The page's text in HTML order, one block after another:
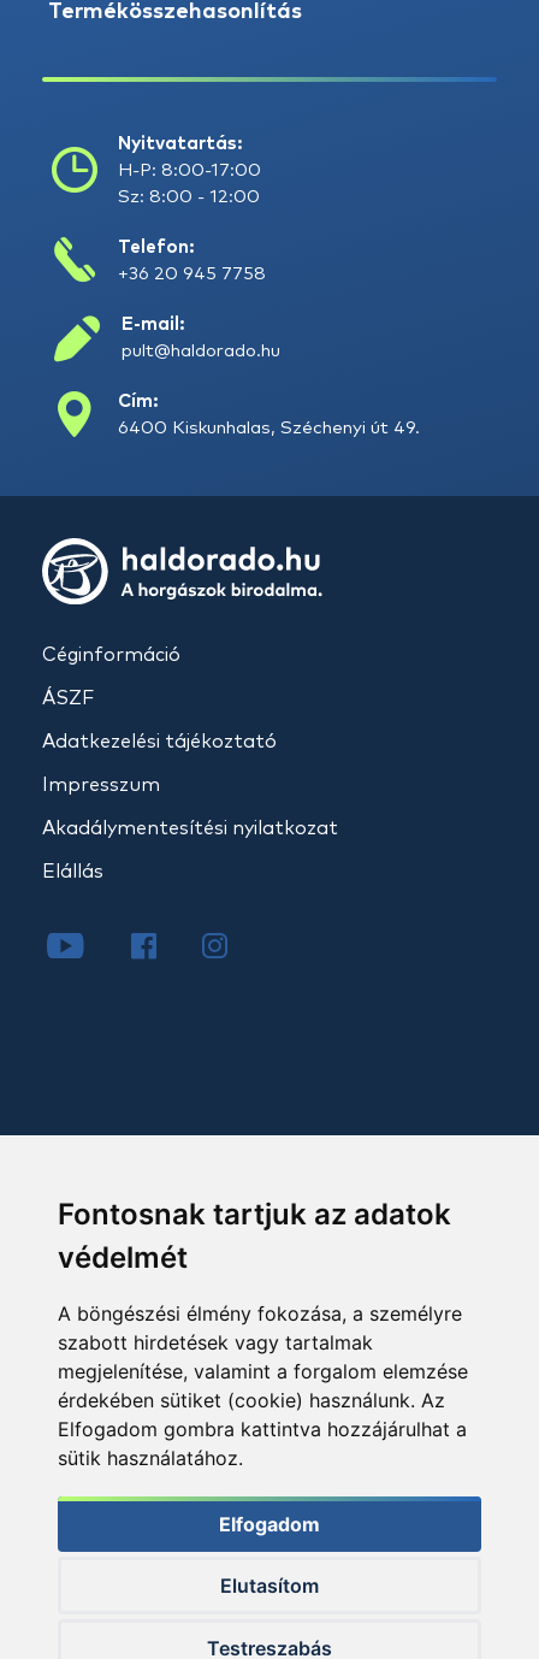
Fontosnak tartjuk az adatok
védelmét
A böngészési élmény fokozása, a személyre
szabott hirdetések vagy tartalmak
megjelenítése, valamint a forgalom elemzése
érdekében sütiket (cookie) használunk. Az
Elfogadom gombra kattintva hozzájárulhat a
sütik használatához.
Elfogadom
Elutasítom
Testreszabás
Termékösszehasonlítás
Nyitvatartás:
H-P: 8:00-17:00
Sz: 8:00 - 12:00
Telefon:
+36 20 945 7758
E-mail:
pult@haldorado.hu
Cím:
6400 Kiskunhalas, Széchenyi út 49.
Céginformáció
ÁSZF
Adatkezelési tájékoztató
Impresszum
Akadálymentesítési nyilatkozat
Elállás